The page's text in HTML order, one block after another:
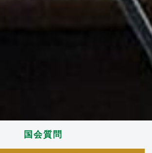
国会質問